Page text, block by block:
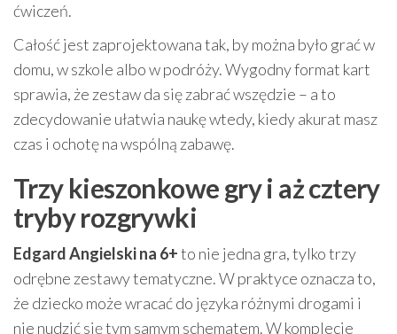
ćwiczeń.
Całość jest zaprojektowana tak, by można było grać w
domu, w szkole albo w podróży. Wygodny format kart
sprawia, że zestaw da się zabrać wszędzie – a to
zdecydowanie ułatwia naukę wtedy, kiedy akurat masz
czas i ochotę na wspólną zabawę.
Trzy kieszonkowe gry i aż cztery
tryby rozgrywki
Edgard Angielski na 6+to nie jedna gra, tylko trzy
odrębne zestawy tematyczne. W praktyce oznacza to,
że dziecko może wracać do języka różnymi drogami i
nie nudzić się tym samym schematem. W komplecie